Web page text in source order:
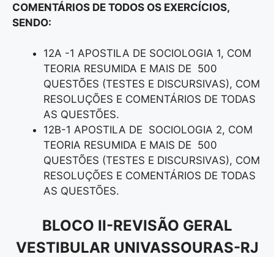
COMENTÁRIOS DE TODOS OS EXERCÍCIOS,
SENDO:
12A -1 APOSTILA DE SOCIOLOGIA 1, COM
TEORIA RESUMIDA E MAIS DE 500
QUESTÕES (TESTES E DISCURSIVAS), COM
RESOLUÇÕES E COMENTÁRIOS DE TODAS
AS QUESTÕES.
12B-1 APOSTILA DE SOCIOLOGIA 2, COM
TEORIA RESUMIDA E MAIS DE 500
QUESTÕES (TESTES E DISCURSIVAS), COM
RESOLUÇÕES E COMENTÁRIOS DE TODAS
AS QUESTÕES.
BLOCO II-REVISÃO GERAL
VESTIBULAR UNIVASSOURAS-RJ